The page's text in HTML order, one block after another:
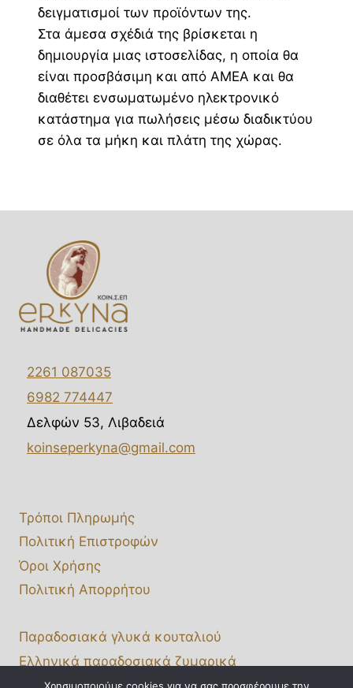
δειγματισμοί των προϊόντων της.
Στα άμεσα σχέδιά της βρίσκεται η
δημιουργία μιας ιστοσελίδας, η οποία θα
είναι προσβάσιμη και από ΑΜΕΑ και θα
διαθέτει ενσωματωμένο ηλεκτρονικό
κατάστημα για πωλήσεις μέσω διαδικτύου
σε όλα τα μήκη και πλάτη της χώρας.
2261 087035
6982 774447
Δελφών 53, Λιβαδειά
koinseperkyna@gmail.com
Τρόποι Πληρωμής
Πολιτική Επιστροφών
Όροι Χρήσης
Πολιτική Απορρήτου
Παραδοσιακά γλυκά κουταλιού
Ελληνικά παραδοσιακά ζυμαρικά